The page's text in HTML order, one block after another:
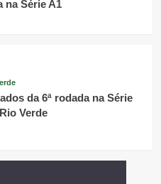
na Série A1
da 6ª rodada na Série
Verde